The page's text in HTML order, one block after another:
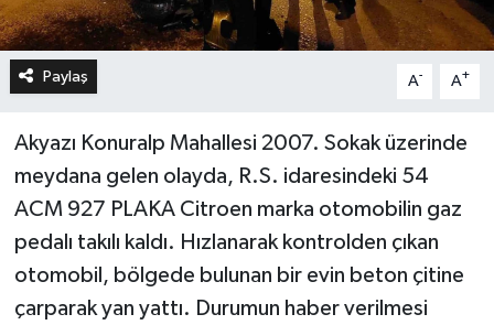
Paylaş A- A+
Akyazı Konuralp Mahallesi 2007. Sokak üzerinde
meydana gelen olayda, R.S. idaresindeki 54
ACM 927 PLAKA Citroen marka otomobilin gaz
pedalı takılı kaldı. Hızlanarak kontrolden çıkan
otomobil, bölgede bulunan bir evin beton çitine
çarparak yan yattı. Durumun haber verilmesi